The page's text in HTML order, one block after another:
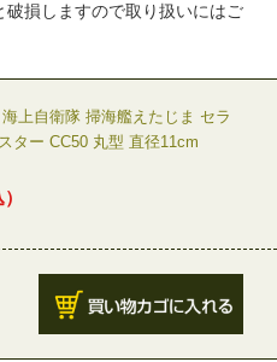
損しますので取り扱いにはご
海上自衛隊 掃海艦えたじま セラ
ター CC50 丸型 直径11cm